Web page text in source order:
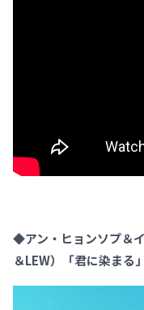
◆アン・ヒョンソプ＆
＆LEW）「君に染まる」